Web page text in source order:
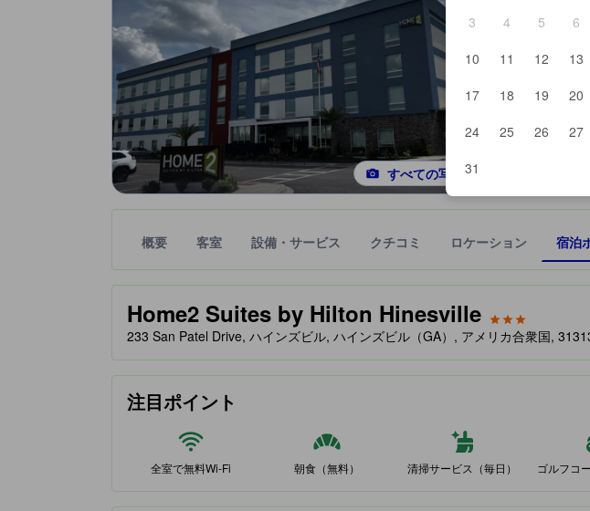
3
4 5 6
10
11 12 13
17
18 19 20
24
25 26 27
31
すべての写真を見る
概要 客室 設備・サービス クチコミ ロケーション 宿泊
Home2 Suites by Hilton Hinesville
星評価、最高5の内3
tooltip
星評価は、提携サイトから受け取った情報であり、宿泊施設に備わっていると予
233 San Patel Drive, ハインズビル, ハインズビル（GA）, アメリカ合衆国,
注目ポイント
全室で無料Wi-Fi 朝食（無料） 清掃サービス（毎日） ゴルフコ